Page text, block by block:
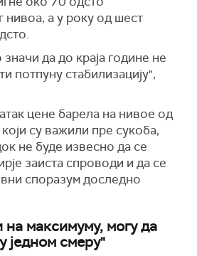
нивоа, а у року од шест
да до краја године не
потпуну стабилизацију",
цене барела на нивое од
су важили пре сукоба,
не буде извесно да се
заиста спроводи и да се
споразум доследно
максимуму, могу да
једном смеру"